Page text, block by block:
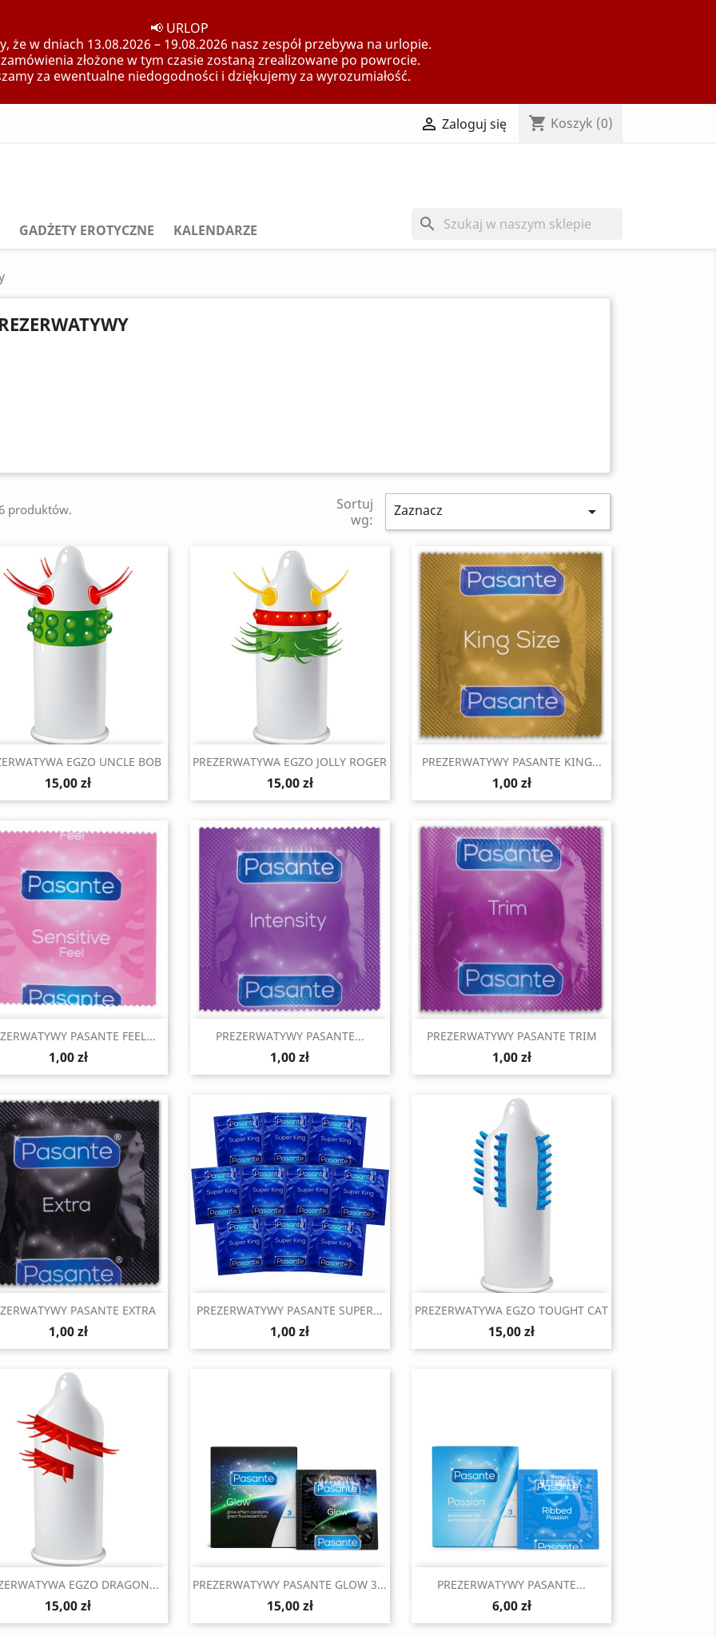
📢 URLOP
że w dniach 13.08.2026 – 19.08.2026 nasz zespół przebywa na urlopie.
złożone w tym czasie zostaną zrealizowane po powrocie.
za ewentualne niedogodności i dziękujemy za wyrozumiałość.
 Zaloguj się shopping_cart Koszyk (0)
GADŻETY EROTYCZNE KALENDARZE search
produktów.
Sortuj
wg:
Zaznacz 
Szybki podgląd
EGZO UNCLE BOB
15,00 zł
Szybki podgląd
PREZERWATYWA EGZO JOLLY ROGER
15,00 zł
Szybki podgląd
PREZERWATYWY PASANTE KING...
1,00 zł
Szybki podgląd
PASANTE FEEL...
1,00 zł
Szybki podgląd
PREZERWATYWY PASANTE...
1,00 zł
Szybki podgląd
PREZERWATYWY PASANTE TRIM
1,00 zł
Szybki podgląd
PASANTE EXTRA
1,00 zł
Szybki podgląd
PREZERWATYWY PASANTE SUPER...
1,00 zł
Szybki podgląd
PREZERWATYWA EGZO TOUGHT CAT
15,00 zł
Szybki podgląd
EGZO DRAGON...
15,00 zł
Szybki podgląd
PREZERWATYWY PASANTE GLOW 3...
15,00 zł
Szybki podgląd
PREZERWATYWY PASANTE...
6,00 zł